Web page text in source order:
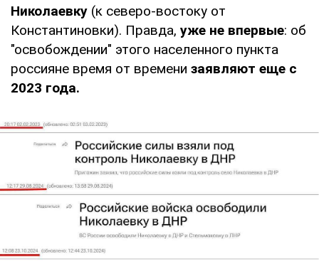
Николаевку (к северо-востоку от
Константиновки). Правда, уже не впервые: об
"освобождении" этого населенного пункта
россияне время от времени заявляют еще с
2023 года.